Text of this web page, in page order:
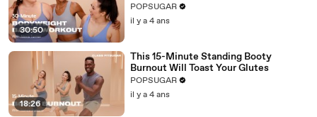
30:50
POPSUGAR
il y a 4 ans
18:26
This 15-Minute Standing Booty
Burnout Will Toast Your Glutes
POPSUGAR
il y a 4 ans